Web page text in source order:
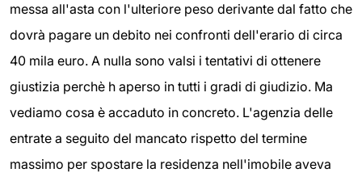
messa all'asta con l'ulteriore peso derivante dal fatto che
dovrà pagare un debito nei confronti dell'erario di circa
40 mila euro. A nulla sono valsi i tentativi di ottenere
giustizia perchè h aperso in tutti i gradi di giudizio. Ma
vediamo cosa è accaduto in concreto. L'agenzia delle
entrate a seguito del mancato rispetto del termine
massimo per spostare la residenza nell'imobile aveva